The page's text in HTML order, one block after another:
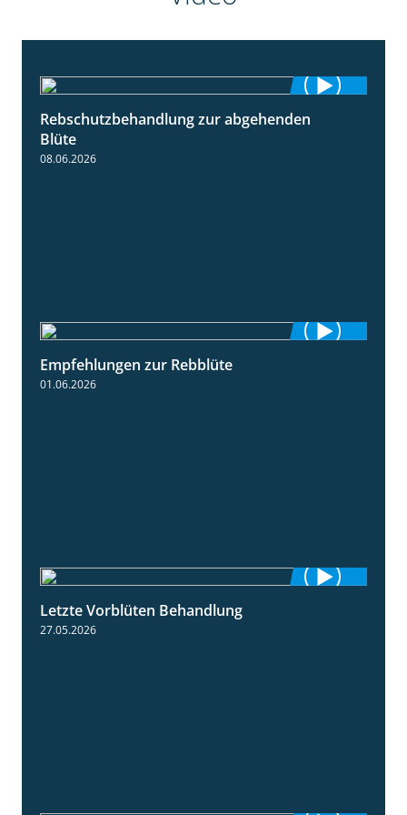
3:06
Rebschutzbehandlung zur abgehenden
Blüte
08.06.2026
Empfehlungen zur Rebblüte
01.06.2026
Letzte Vorblüten Behandlung
27.05.2026